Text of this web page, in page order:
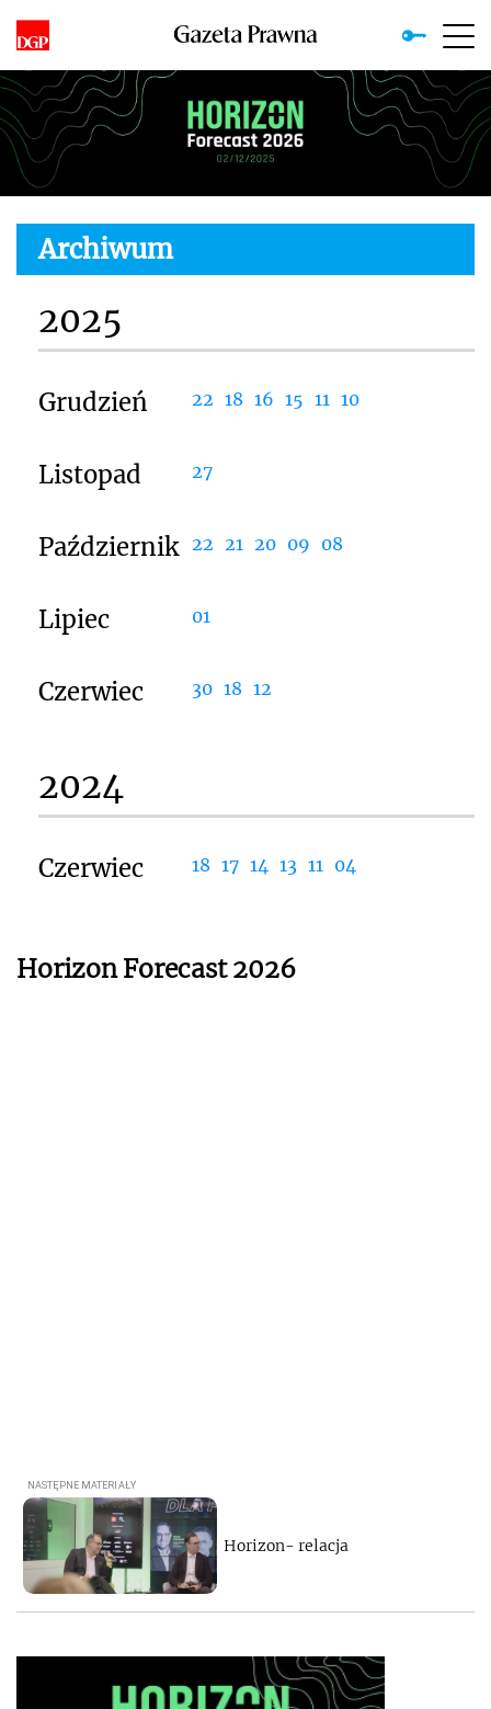
Archiwum
2025
Grudzień 22 18 16 15 11 10
Listopad 27
Październik 22 21 20 09 08
Lipiec 01
Czerwiec 30 18 12
2024
Czerwiec 18 17 14 13 11 04
Horizon Forecast 2026
Horizon- relacja